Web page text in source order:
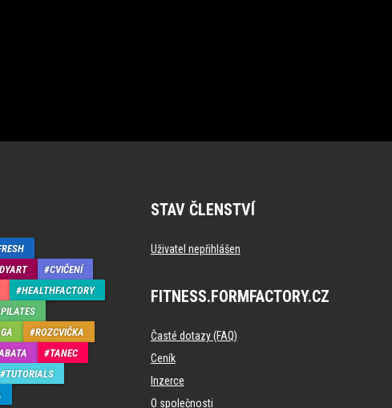
CVIČENÍ
HEALTHFACTORY
PILATES
ROZCVIČKA
TANEC
TUTORIALS
STAV ČLENSTVÍ
Uživatel nepřihlášen
FITNESS.FORMFACTORY.CZ
Časté dotazy (FAQ)
Ceník
Inzerce
O společnosti